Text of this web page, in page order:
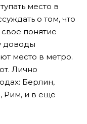
место в
о том, что
понятие
доводы
место в метро.
Лично
Берлин,
Рим, и в еще